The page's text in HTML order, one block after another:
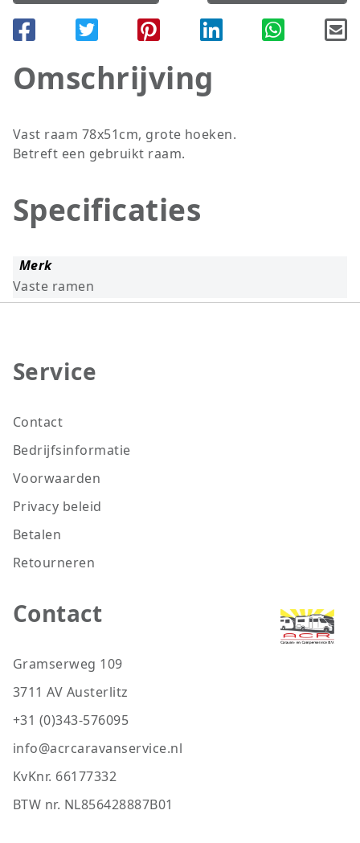
Omschrijving
Vast raam 78x51cm, grote hoeken.
Betreft een gebruikt raam.
Specificaties
Merk
Vaste ramen
Service
Contact
Bedrijfsinformatie
Voorwaarden
Privacy beleid
Betalen
Retourneren
Contact
Gramserweg 109
3711 AV Austerlitz
+31 (0)343-576095
info@acrcaravanservice.nl
KvKnr. 66177332
BTW nr. NL856428887B01